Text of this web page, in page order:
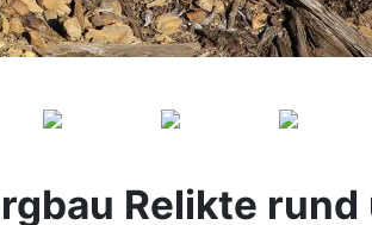
Relikte rund